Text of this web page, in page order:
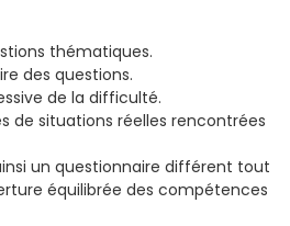
thématiques.
des questions.
de la difficulté.
de situations réelles rencontrées
un questionnaire différent tout
équilibrée des compétences